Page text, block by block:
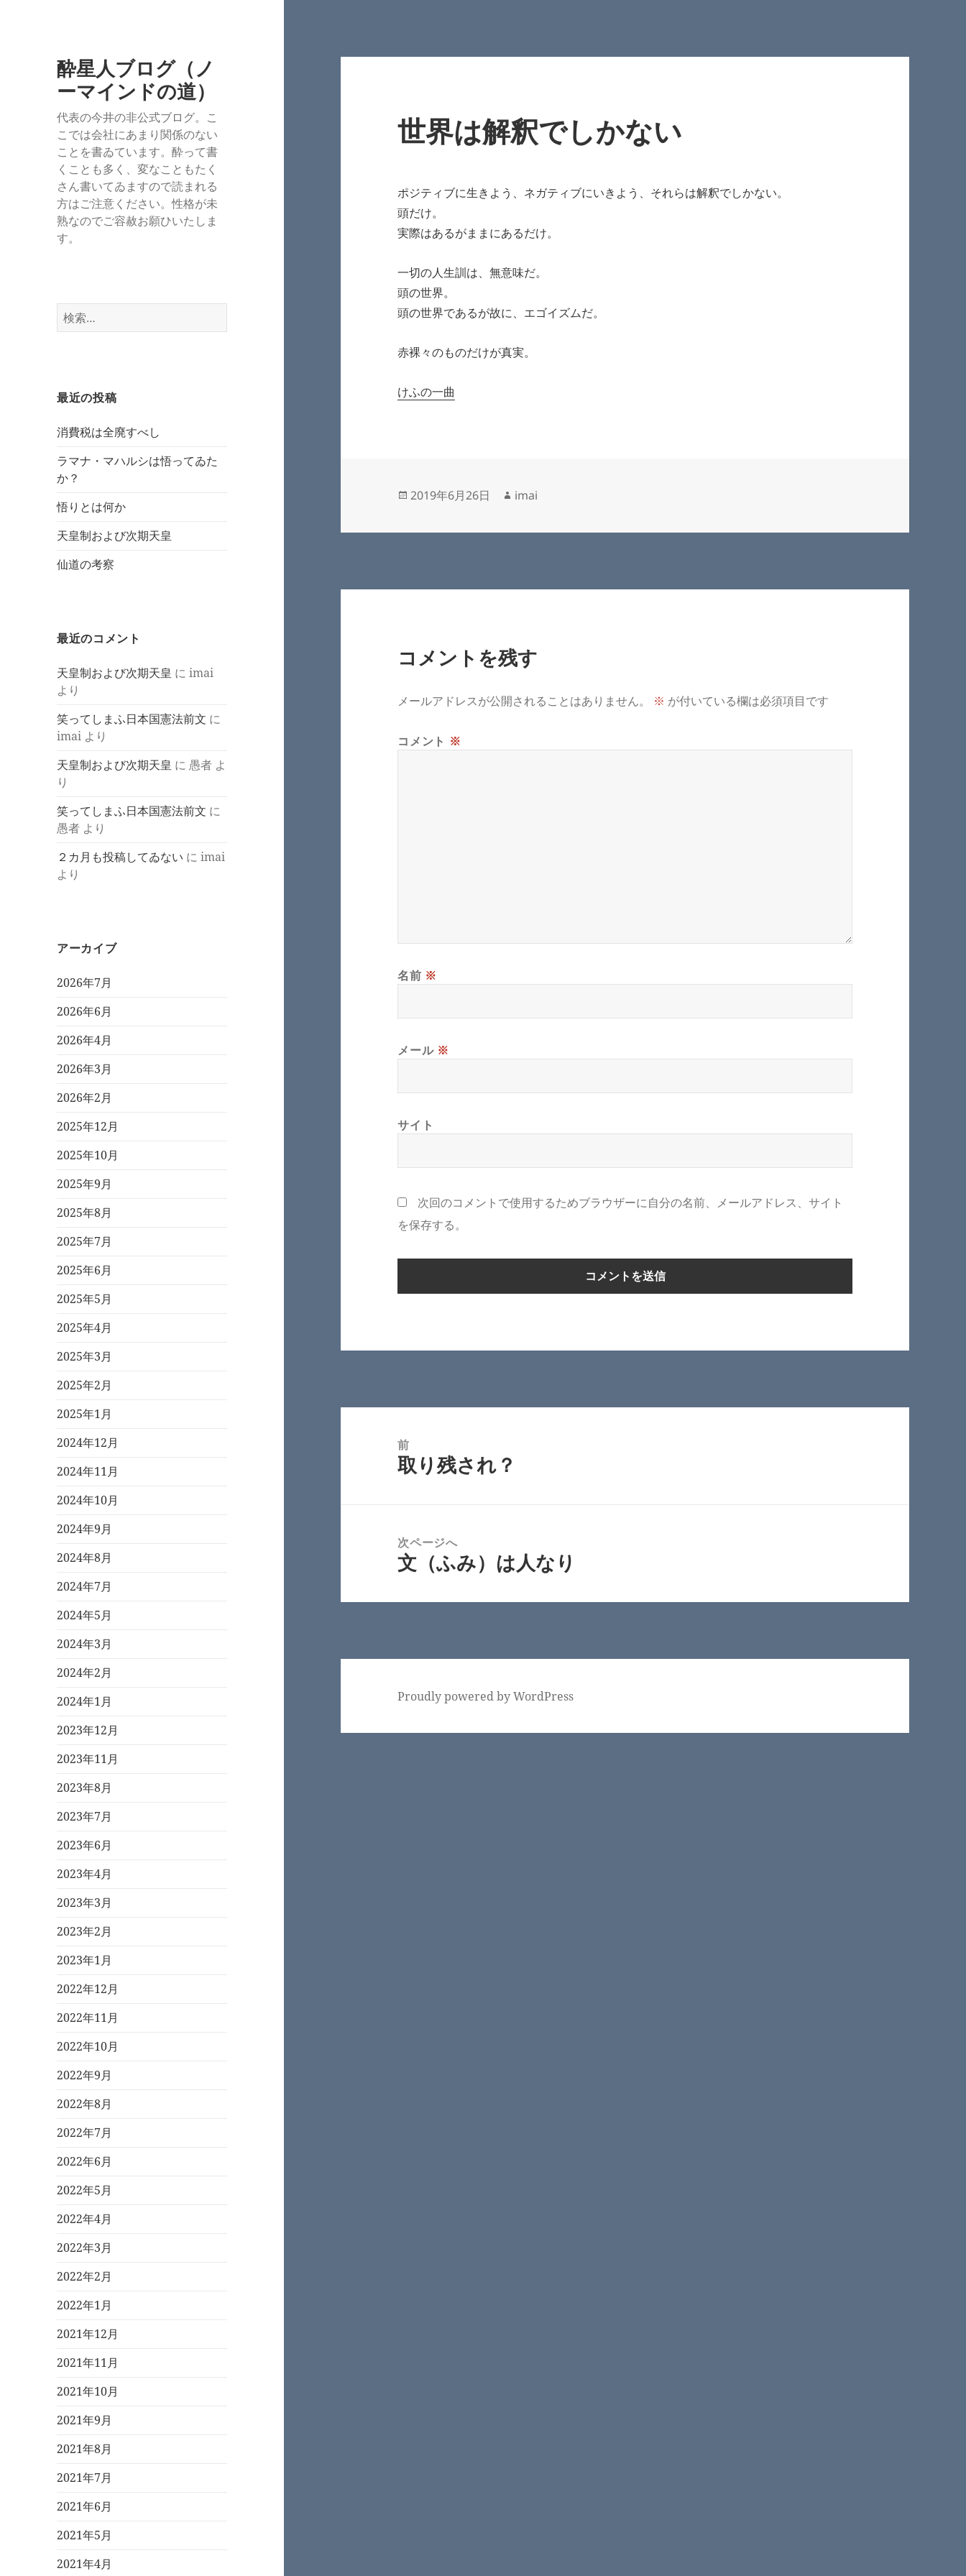
酔星人ブログ（ノ
ーマインドの道）
代表の今井の非公式ブログ。こ
こでは会社にあまり関係のない
ことを書ゐています。酔って書
くことも多く、変なこともたく
さん書いてゐますので読まれる
方はご注意ください。性格が未
熟なのでご容赦お願ひいたしま
す。
検
索:
最近の投稿
消費税は全廃すべし
ラマナ・マハルシは悟ってゐた
か？
悟りとは何か
天皇制および次期天皇
仙道の考察
最近のコメント
天皇制および次期天皇 にimai
より
笑ってしまふ日本国憲法前文 に
imai より
天皇制および次期天皇 に 愚者 よ
り
笑ってしまふ日本国憲法前文 に
愚者 より
２カ月も投稿してゐない にimai
より
アーカイブ
2026年7月
2026年6月
2026年4月
2026年3月
2026年2月
2025年12月
2025年10月
2025年9月
2025年8月
2025年7月
2025年6月
2025年5月
2025年4月
2025年3月
2025年2月
2025年1月
2024年12月
2024年11月
2024年10月
2024年9月
2024年8月
2024年7月
2024年5月
2024年3月
2024年2月
2024年1月
2023年12月
2023年11月
2023年8月
2023年7月
2023年6月
2023年4月
2023年3月
2023年2月
2023年1月
2022年12月
2022年11月
2022年10月
2022年9月
2022年8月
2022年7月
2022年6月
2022年5月
2022年4月
2022年3月
2022年2月
2022年1月
2021年12月
2021年11月
2021年10月
2021年9月
2021年8月
2021年7月
2021年6月
2021年5月
2021年4月
世界は解釈でしかない
ポジティブに生きよう、ネガティブにいきよう、それらは解釈でしかない。
頭だけ。
実際はあるがままにあるだけ。
一切の人生訓は、無意味だ。
頭の世界。
頭の世界であるが故に、エゴイズムだ。
赤裸々のものだけが真実。
けふの一曲
投
日:
2019年6月26日
作
者
imai
コメントを残す
メールアドレスが公開されることはありません。 ※ が付いている欄は必須項目です
コメント ※
名前 ※
メール ※
サイト
次回のコメントで使用するためブラウザーに自分の名前、メールアドレス、サイト
を保存する。
前
前
取り残され？
次ページへ
次
投
文（ふみ）は人なり
Proudly powered by WordPress